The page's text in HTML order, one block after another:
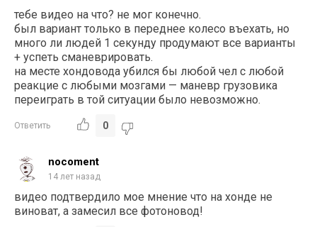
тебе видео на что? не мог конечно.
был вариант только в переднее колесо въехать, но
много ли людей 1 секунду продумают все варианты
+ успеть сманеврировать.
на месте хондовода убился бы любой чел с любой
реакцие с любыми мозгами — маневр грузовика
переиграть в той ситуации было невозможно.
Ответить 0
nocoment
14 лет назад
видео подтвердило мое мнение что на хонде не
виноват, а замесил все фотоновод!